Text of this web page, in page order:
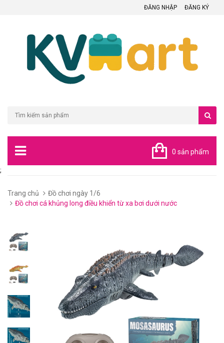
ĐĂNG NHẬP ĐĂNG KÝ
0 sản phẩm
;
Trang chủ
Đồ chơi ngày 1/6
Đồ chơi cá khủng long điều khiển từ xa bơi dưới nước